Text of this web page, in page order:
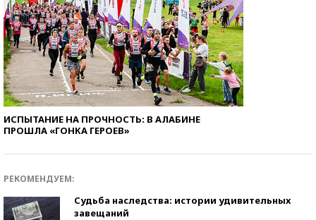
ИСПЫТАНИЕ НА ПРОЧНОСТЬ: В АЛАБИНЕ
ПРОШЛА «ГОНКА ГЕРОЕВ»
РЕКОМЕНДУЕМ:
Судьба наследства: истории удивительных
завещаний